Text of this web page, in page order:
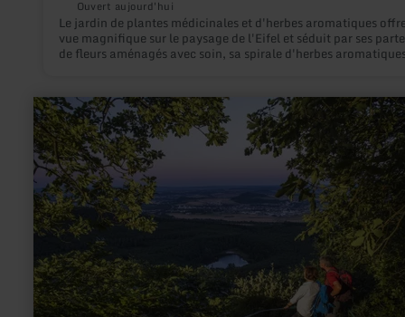
Ouvert aujourd'hui
Le jardin de plantes médicinales et d'herbes aromatiques
vue magnifique sur le paysage de l'Eifel et séduit par ses
de fleurs aménagés avec soin, sa spirale d'herbes
nique pour les randonneurs sur le Pfarrsteig et les cyclistes de
piste cyclable Maare-Mosel.
en
savoir
plus
sur
:
Aussichtspunkt
"Teufelskanzel"